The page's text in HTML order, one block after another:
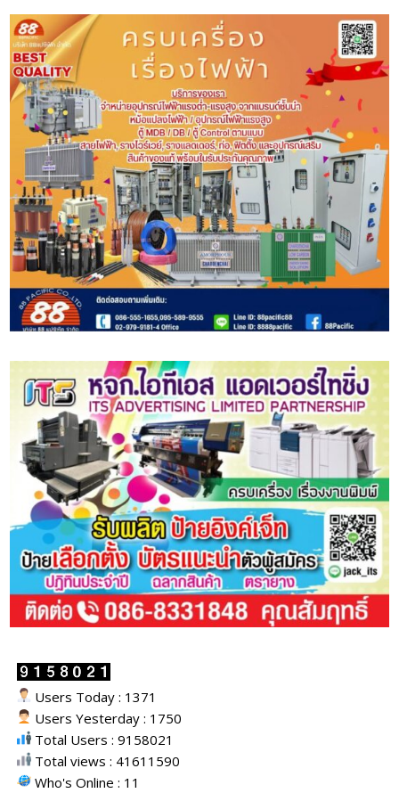
Users Today : 1371
Users Yesterday : 1750
Total Users : 9158021
Total views : 41611590
Who's Online : 11